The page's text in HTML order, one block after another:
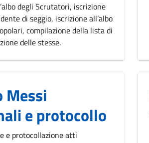
degli Scrutatori, iscrizione
di seggio, iscrizione all’albo
compilazione della lista di
delle stesse.
Messi
e protocollo
e protocollazione atti